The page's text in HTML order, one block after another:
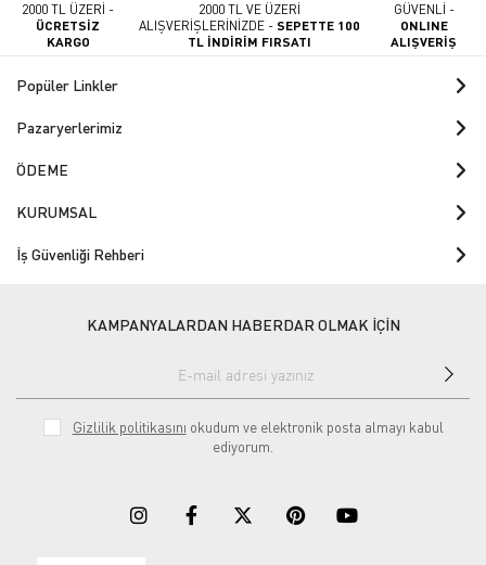
2000 TL ÜZERİ -
ÜCRETSİZ
KARGO
2000 TL VE ÜZERİ
ALIŞVERİŞLERİNİZDE -SEPETTE 100
TL İNDİRİM FIRSATI
GÜVENLİ -
ONLINE
ALIŞVERİŞ
Popüler Linkler
Pazaryerlerimiz
ÖDEME
KURUMSAL
İş Güvenliği Rehberi
KAMPANYALARDAN HABERDAR OLMAK İÇİN
Gizlilik politikasını okudum ve elektronik posta almayı kabul
ediyorum.